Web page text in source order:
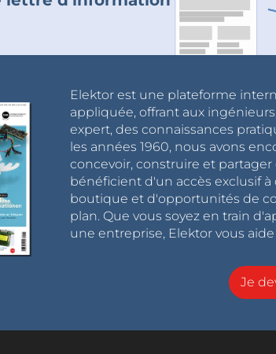
Elektor est une plateforme
appliquée, offrant aux
expert, des connaissances
les années 1960, nous avons
concevoir, construire et
bénéficient d'un accès exclusif
boutique et d'opportunités de
plan. Que vous soyez en train
une entreprise, Elektor vous
Je